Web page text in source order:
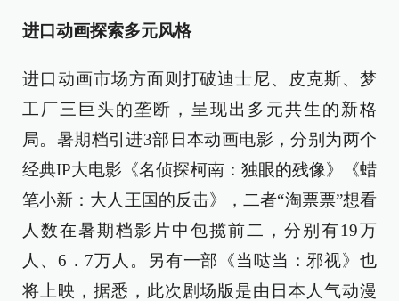
进口动画探索多元风格
进口动画市场方面则打破迪士尼、皮克斯、梦
工厂三巨头的垄断，呈现出多元共生的新格
局。暑期档引进3部日本动画电影，分别为两个
经典IP大电影《名侦探柯南：独眼的残像》《蜡
笔小新：大人王国的反击》，二者“淘票票”想看
人数在暑期档影片中包揽前二，分别有19万
人、6．7万人。另有一部《当哒当：邪视》也
将上映，据悉，此次剧场版是由日本人气动漫